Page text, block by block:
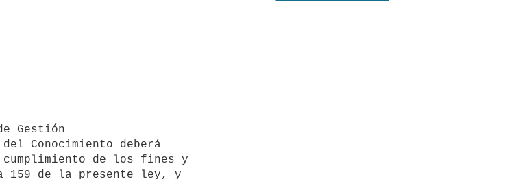
Conocimiento deberá
de los fines y
159 de la presente ley, y